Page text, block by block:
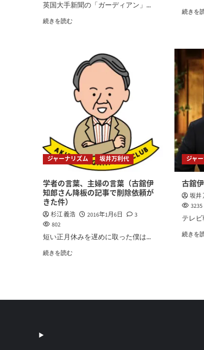
英国大手新聞の「ガーディアン」...
続きを読む
続きを
ジャーナリズム 坂井万利代
学者の言葉、主婦の言葉（古舘伊
知郎さん降板の記事で削除依頼が
きた件）
杉江 義浩 2016年1月6日
3
802
短い正月休みを遅めに取った僕は...
続きを読む
ジャ
古舘
坂井
3235
テレ
続きを